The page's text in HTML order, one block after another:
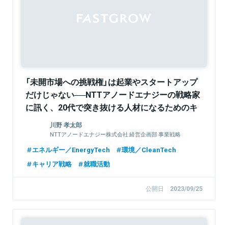
「未開市場への挑戦権」は起業やスタートアップ
だけじゃない──NTTアノードエナジーの戦略家
に訊く、20代で突き抜ける人材になるためのキ
ャリア論川野 孝太郎
NTTアノードエナジー株式会社 経営企画部 事業戦略
エネルギー／EnergyTech
環境／CleanTech
キャリア戦略
就職活動
公開日 2023/09/25